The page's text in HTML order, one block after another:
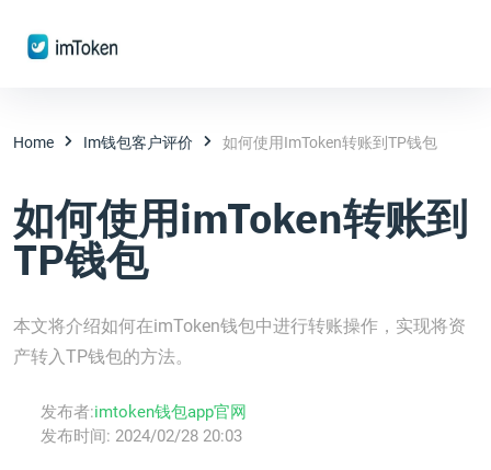
Home Im钱包客户评价 如何使用imToken转账到TP钱包
如何使用imToken转账到
TP钱包
本文将介绍如何在imToken钱包中进行转账操作，实现将资
产转入TP钱包的方法。
发布者:imtoken钱包app官网
发布时间: 2024/02/28 20:03